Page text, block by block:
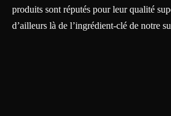
produits sont réputés pour leur qualité
d’ailleurs là de l’ingrédient-clé de notre